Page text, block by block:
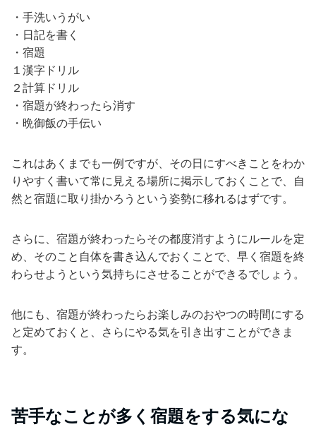
・手洗いうがい
・日記を書く
・宿題
１漢字ドリル
２計算ドリル
・宿題が終わったら消す
・晩御飯の手伝い
これはあくまでも一例ですが、その日にすべきことをわか
りやすく書いて常に見える場所に掲示しておくことで、自
然と宿題に取り掛かろうという姿勢に移れるはずです。
さらに、宿題が終わったらその都度消すようにルールを定
め、そのこと自体を書き込んでおくことで、早く宿題を終
わらせようという気持ちにさせることができるでしょう。
他にも、宿題が終わったらお楽しみのおやつの時間にする
と定めておくと、さらにやる気を引き出すことができま
す。
苦手なことが多く宿題をする気にな